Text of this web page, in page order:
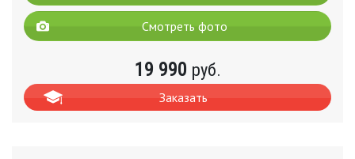
Смотреть фото
19 990 руб.
Заказать